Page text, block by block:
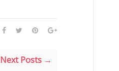
Next Posts →